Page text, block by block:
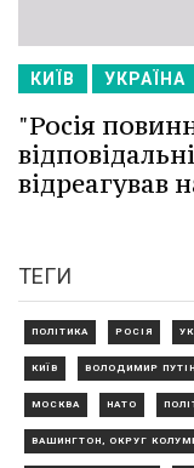
КИЇВ УКРАЇНА
"Росія
відреагував
ТЕГИ
ПОЛІТИКА РОСІЯ
КИЇВ ВОЛОДИМИР ПУТІН
МОСКВА НАТО
ВАШИНГТОН, ОКРУГ